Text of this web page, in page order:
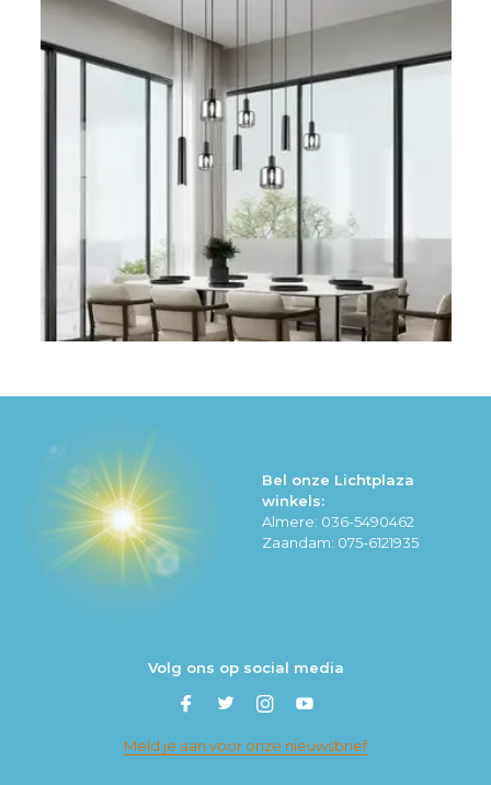
Bel onze Lichtplaza
winkels:
Almere: 036-5490462
Zaandam: 075-6121935
Volg ons op social media
Meld je aan voor onze nieuwsbrief